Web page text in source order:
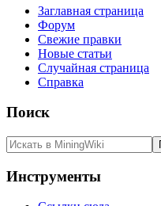
Заглавная страница
Форум
Свежие правки
Новые статьи
Случайная страница
Справка
Поиск
Инструменты